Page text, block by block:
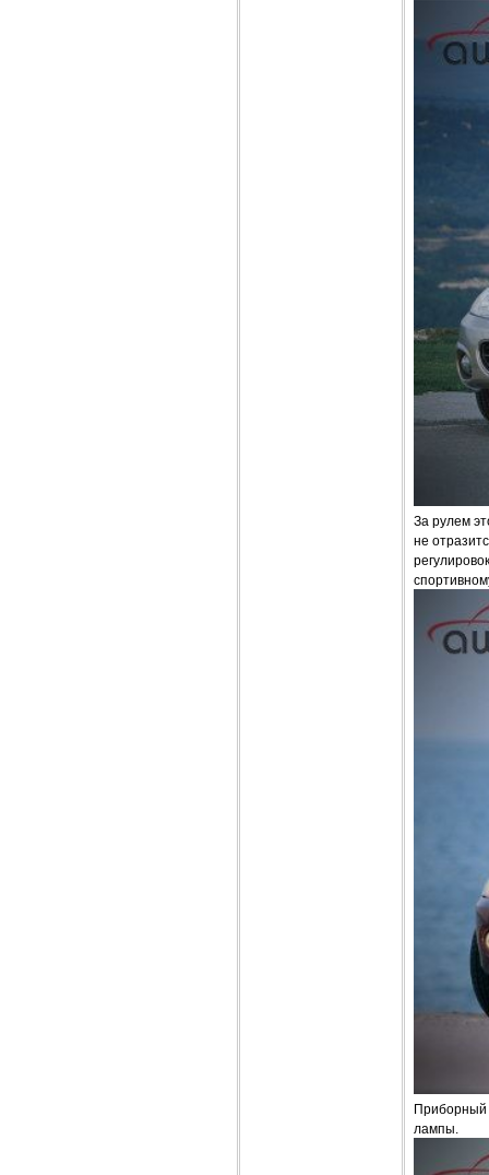
За рулем
не
Приборный
лампы.